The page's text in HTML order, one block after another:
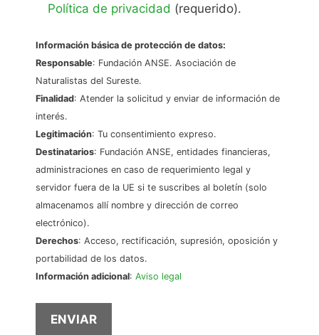
Política de privacidad (requerido).
Información básica de protección de datos:
Responsable: Fundación ANSE. Asociación de
Naturalistas del Sureste.
Finalidad: Atender la solicitud y enviar de información de
interés.
Legitimación: Tu consentimiento expreso.
Destinatarios: Fundación ANSE, entidades financieras,
administraciones en caso de requerimiento legal y
servidor fuera de la UE si te suscribes al boletín (solo
almacenamos allí nombre y dirección de correo
electrónico).
Derechos: Acceso, rectificación, supresión, oposición y
portabilidad de los datos.
Información adicional: Aviso legal